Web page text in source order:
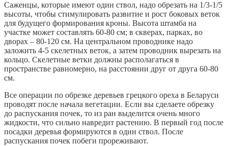
Саженцы, которые имеют один ствол, надо обрезать на 1/3-1/5
высоты, чтобы стимулировать развитие и рост боковых веток
для будущего формирования кроны. Высота штамба на
участке может составлять 60-80 см; в скверах, парках, во
дворах – 80-120 см. На центральном проводнике надо
заложить 4-5 скелетных веток, а затем проводник вырезать на
кольцо. Скелетные ветки должны располагаться в
пространстве равномерно, на расстоянии друг от друга 60-80
см.
Все операции по обрезке деревьев грецкого ореха в Беларуси
проводят после начала вегетации. Если вы сделаете обрезку
до распускания почек, то из ран выделится очень много
жидкости, что сильно навредит растению. В первый год после
посадки деревья формируются в один ствол. После
распускания почек побеги прореживают.